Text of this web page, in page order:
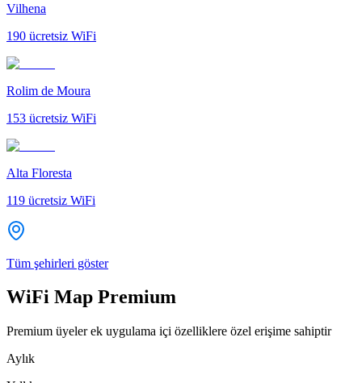
Vilhena
190 ücretsiz WiFi
Rolim de Moura
153 ücretsiz WiFi
Alta Floresta
119 ücretsiz WiFi
Tüm şehirleri göster
WiFi Map Premium
Premium üyeler ek uygulama içi özelliklere özel erişime sahiptir
Aylık